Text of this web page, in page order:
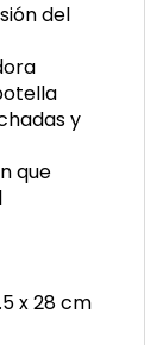
del
y
que
x 28 cm